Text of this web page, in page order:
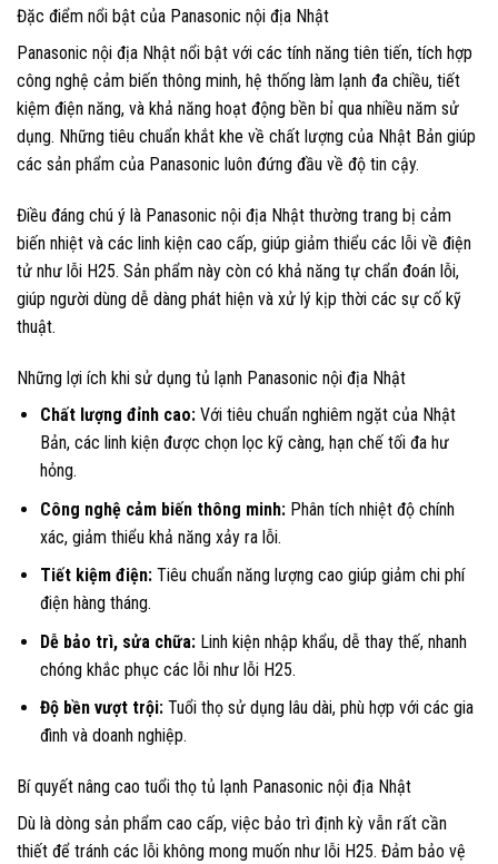
Đặc điểm nổi bật của Panasonic nội địa Nhật
Panasonic nội địa Nhật nổi bật với các tính năng tiên tiến, tích hợp
công nghệ cảm biến thông minh, hệ thống làm lạnh đa chiều, tiết
kiệm điện năng, và khả năng hoạt động bền bỉ qua nhiều năm sử
dụng. Những tiêu chuẩn khắt khe về chất lượng của Nhật Bản giúp
các sản phẩm của Panasonic luôn đứng đầu về độ tin cậy.
Điều đáng chú ý là Panasonic nội địa Nhật thường trang bị cảm
biến nhiệt và các linh kiện cao cấp, giúp giảm thiểu các lỗi về điện
tử như lỗi H25. Sản phẩm này còn có khả năng tự chẩn đoán lỗi,
giúp người dùng dễ dàng phát hiện và xử lý kịp thời các sự cố kỹ
thuật.
Những lợi ích khi sử dụng tủ lạnh Panasonic nội địa Nhật
Chất lượng đỉnh cao:Với tiêu chuẩn nghiêm ngặt của Nhật
Bản, các linh kiện được chọn lọc kỹ càng, hạn chế tối đa hư
hỏng.
Công nghệ cảm biến thông minh:Phân tích nhiệt độ chính
xác, giảm thiểu khả năng xảy ra lỗi.
Tiết kiệm điện:Tiêu chuẩn năng lượng cao giúp giảm chi phí
điện hàng tháng.
Dễ bảo trì, sửa chữa:Linh kiện nhập khẩu, dễ thay thế, nhanh
chóng khắc phục các lỗi như lỗi H25.
Độ bền vượt trội:Tuổi thọ sử dụng lâu dài, phù hợp với các gia
đình và doanh nghiệp.
Bí quyết nâng cao tuổi thọ tủ lạnh Panasonic nội địa Nhật
Dù là dòng sản phẩm cao cấp, việc bảo trì định kỳ vẫn rất cần
thiết để tránh các lỗi không mong muốn như lỗi H25. Đảm bảo vệ